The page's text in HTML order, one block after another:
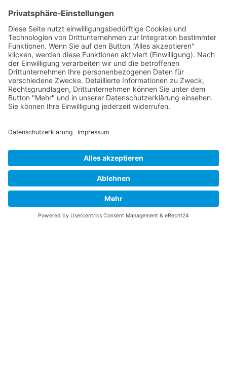
INFO
Über diese B-17 Webseite
Kontakt
Impressum
Datenschutzerklärung
B-17 Fan Store
Links
UNTERSTÜTZEN
Gefällt Ihnen diese Website über die B-17 Flying
Fortress? Ich könnte Ihnen helfen, die Informationen
zu finden, die Sie suchen? Ich würde mich sehr
freuen, wenn Sie meine Arbeit jetzt mitPayPal
Meunterstützen!